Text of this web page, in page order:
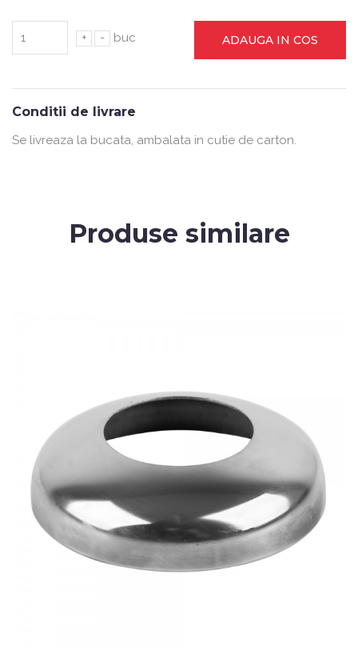
+ - buc ADAUGA IN COS
Conditii de livrare
Se livreaza la bucata, ambalata in cutie de carton.
Produse similare